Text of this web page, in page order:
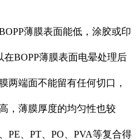
薄膜表面能低，涂胶或印
BOPP薄膜表面电晕处理后
两端面不能留有任何切口，
，薄膜厚度的均匀性也较
PE、PT、PO、PVA等复合得